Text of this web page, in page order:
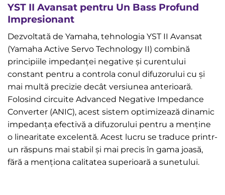
YST II Avansat pentru Un Bass Profund
Impresionant
Dezvoltată de Yamaha, tehnologia YST II Avansat
(Yamaha Active Servo Technology II) combină
principiile impedanței negative și curentului
constant pentru a controla conul difuzorului cu și
mai multă precizie decât versiunea anterioară.
Folosind circuite Advanced Negative Impedance
Converter (ANIC), acest sistem optimizează dinamic
impedanța efectivă a difuzorului pentru a menține
o linearitate excelentă. Acest lucru se traduce printr-
un răspuns mai stabil și mai precis în gama joasă,
fără a menționa calitatea superioară a sunetului.